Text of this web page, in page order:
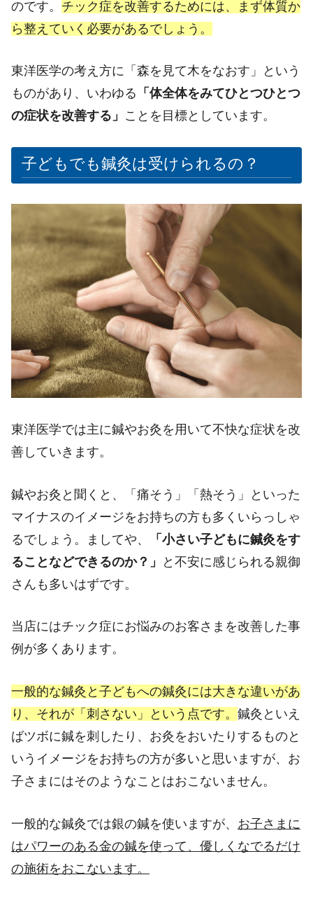
のです。 チック症を改善するためには、まず体質か
ら整えていく必要があるでしょう。
東洋医学の考え方に「森を見て木をなおす」という
ものがあり、いわゆる 「体全体をみてひとつひとつ
の症状を改善する」 ことを目標としています。
子どもでも鍼灸は受けられるの？
東洋医学では主に鍼やお灸を用いて不快な症状を改
善していきます。
鍼やお灸と聞くと、「痛そう」「熱そう」といった
マイナスのイメージをお持ちの方も多くいらっしゃ
るでしょう。ましてや、
「小さい子どもに鍼灸をす
ることなどできるのか？」
と不安に感じられる親御
さんも多いはずです。
当店にはチック症にお悩みのお客さまを改善した事
例が多くあります。
一般的な鍼灸と子どもへの鍼灸には大きな違いがあ
り、それが「刺さない」という点です。 鍼灸といえ
ばツボに鍼を刺したり、お灸をおいたりするものと
いうイメージをお持ちの方が多いと思いますが、お
子さまにはそのようなことはおこないません。
一般的な鍼灸では銀の鍼を使いますが、 お子さまに
はパワーのある金の鍼を使って、優しくなでるだけ
の施術をおこないます。